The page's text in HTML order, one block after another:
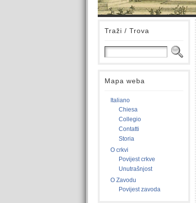
Traži / Trova
Mapa weba
Italiano
Chiesa
Collegio
Contatti
Storia
O crkvi
Povijest crkve
Unutrašnjost
O Zavodu
Povijest zavoda